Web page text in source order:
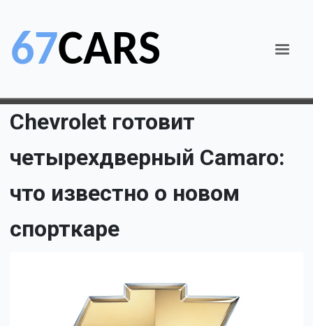
Chevrolet готовит
четырехдверный Camaro:
что известно о новом
спорткаре